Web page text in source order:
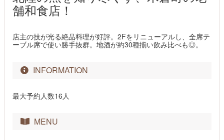
舗和食店！
店主の技が光る絶品料理が好評。2Fをリニューアルし、全席テ
ーブル席で使い勝手抜群。地酒が約30種揃い飲み比べも◎。
INFORMATION
最大予約人数16人
MENU